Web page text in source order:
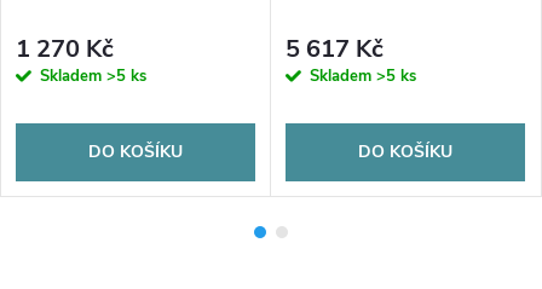
1 270 Kč
Skladem >5 ks
DO KOŠÍKU
5 617 Kč
Skladem >5 ks
DO KOŠÍKU